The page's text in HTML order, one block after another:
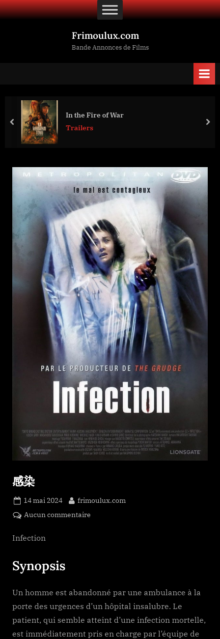
Skip
to
Frimoulux.com
Bande Annonces de Films
In the Fire of War
Trailers
prev
感染
Posted
on
14 mai 2024 By
frimoulux.com
Aucun commentaire
Infection
Synopsis
Un homme est abandonné par une ambulance à la
porte des urgences d’un hôpital insalubre. Le
patient, qui semble atteint d’une infection mortelle,
est immédiatement pris en charge par l’équipe de